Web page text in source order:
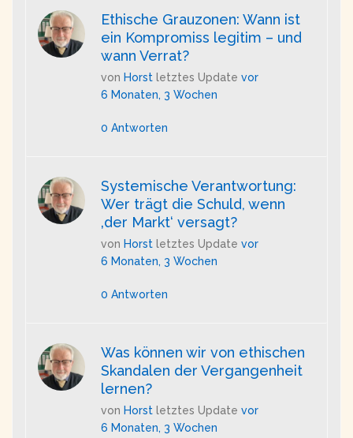
Ethische Grauzonen: Wann ist
ein Kompromiss legitim – und
wann Verrat?
von Horst letztes Update vor
6 Monaten, 3 Wochen
0 Antworten
Systemische Verantwortung:
Wer trägt die Schuld, wenn
‚der Markt‘ versagt?
von Horst letztes Update vor
6 Monaten, 3 Wochen
0 Antworten
Was können wir von ethischen
Skandalen der Vergangenheit
lernen?
von Horst letztes Update vor
6 Monaten, 3 Wochen